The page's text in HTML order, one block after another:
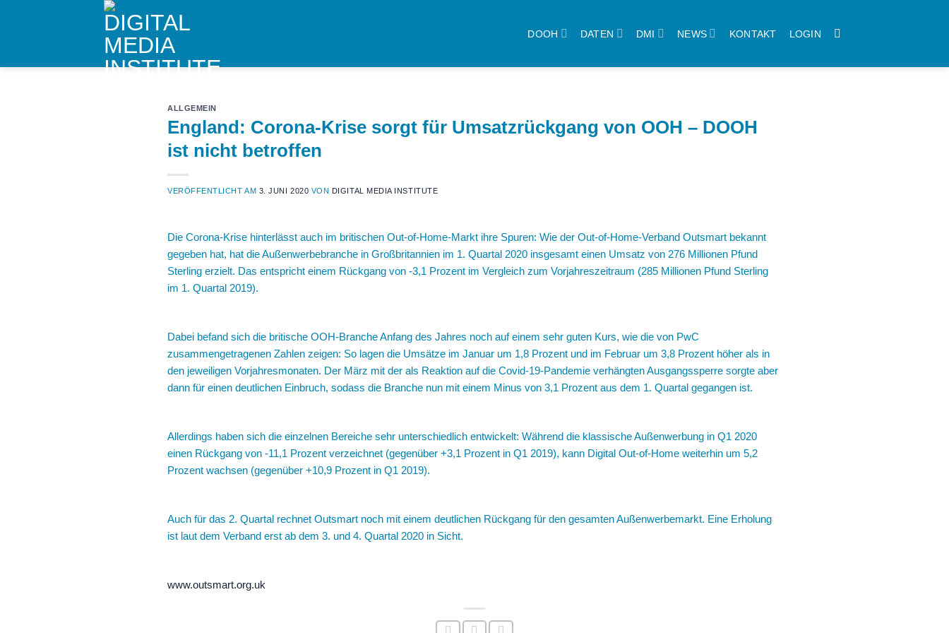
DOOH DATEN DMI NEWS KONTAKT LOGIN
ALLGEMEIN
England: Corona-Krise sorgt für Umsatzrückgang von OOH – DOOH
ist nicht betroffen
VERÖFFENTLICHT AM 3. JUNI 2020 VON DIGITAL MEDIA INSTITUTE
Die Corona-Krise hinterlässt auch im britischen Out-of-Home-Markt ihre Spuren: Wie der Out-of-Home-Verband Outsmart bekannt
gegeben hat, hat die Außenwerbebranche in Großbritannien im 1. Quartal 2020 insgesamt einen Umsatz von 276 Millionen Pfund
Sterling erzielt. Das entspricht einem Rückgang von -3,1 Prozent im Vergleich zum Vorjahreszeitraum (285 Millionen Pfund Sterling
im 1. Quartal 2019).
Dabei befand sich die britische OOH-Branche Anfang des Jahres noch auf einem sehr guten Kurs, wie die von PwC
zusammengetragenen Zahlen zeigen: So lagen die Umsätze im Januar um 1,8 Prozent und im Februar um 3,8 Prozent höher als in
den jeweiligen Vorjahresmonaten. Der März mit der als Reaktion auf die Covid-19-Pandemie verhängten Ausgangssperre sorgte aber
dann für einen deutlichen Einbruch, sodass die Branche nun mit einem Minus von 3,1 Prozent aus dem 1. Quartal gegangen ist.
Allerdings haben sich die einzelnen Bereiche sehr unterschiedlich entwickelt: Während die klassische Außenwerbung in Q1 2020
einen Rückgang von -11,1 Prozent verzeichnet (gegenüber +3,1 Prozent in Q1 2019), kann Digital Out-of-Home weiterhin um 5,2
Prozent wachsen (gegenüber +10,9 Prozent in Q1 2019).
Auch für das 2. Quartal rechnet Outsmart noch mit einem deutlichen Rückgang für den gesamten Außenwerbemarkt. Eine Erholung
ist laut dem Verband erst ab dem 3. und 4. Quartal 2020 in Sicht.
www.outsmart.org.uk